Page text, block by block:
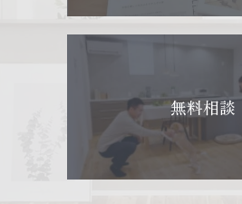
無料相談